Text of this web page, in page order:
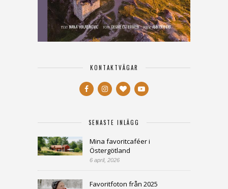
KONTAKTVÄGAR
SENASTE INLÄGG
Mina favoritcaféer i
Östergötland
6 april, 2026
Favoritfoton från 2025